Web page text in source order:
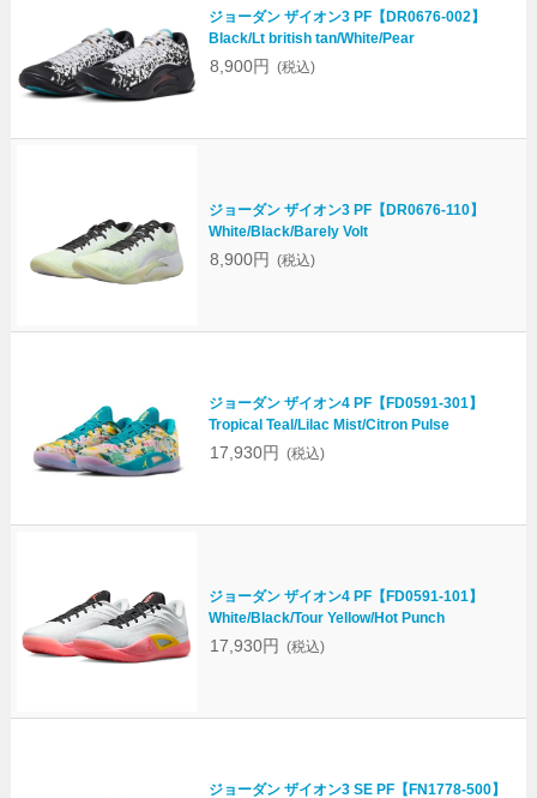
ジョーダン ザイオン3 PF【DR0676-002】
Black/Lt british tan/White/Pear
8,900円 (税込)
ジョーダン ザイオン3 PF【DR0676-110】
White/Black/Barely Volt
8,900円 (税込)
ジョーダン ザイオン4 PF【FD0591-301】
Tropical Teal/Lilac Mist/Citron Pulse
17,930円 (税込)
ジョーダン ザイオン4 PF【FD0591-101】
White/Black/Tour Yellow/Hot Punch
17,930円 (税込)
ジョーダン ザイオン3 SE PF【FN1778-500】